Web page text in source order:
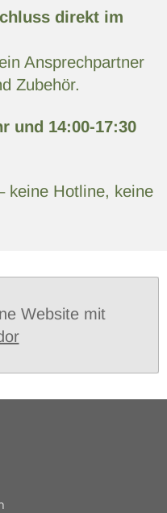
direkt im
Ansprechpartner
Zubehör.
und 14:00-17:30
keine Hotline, keine
Website mit